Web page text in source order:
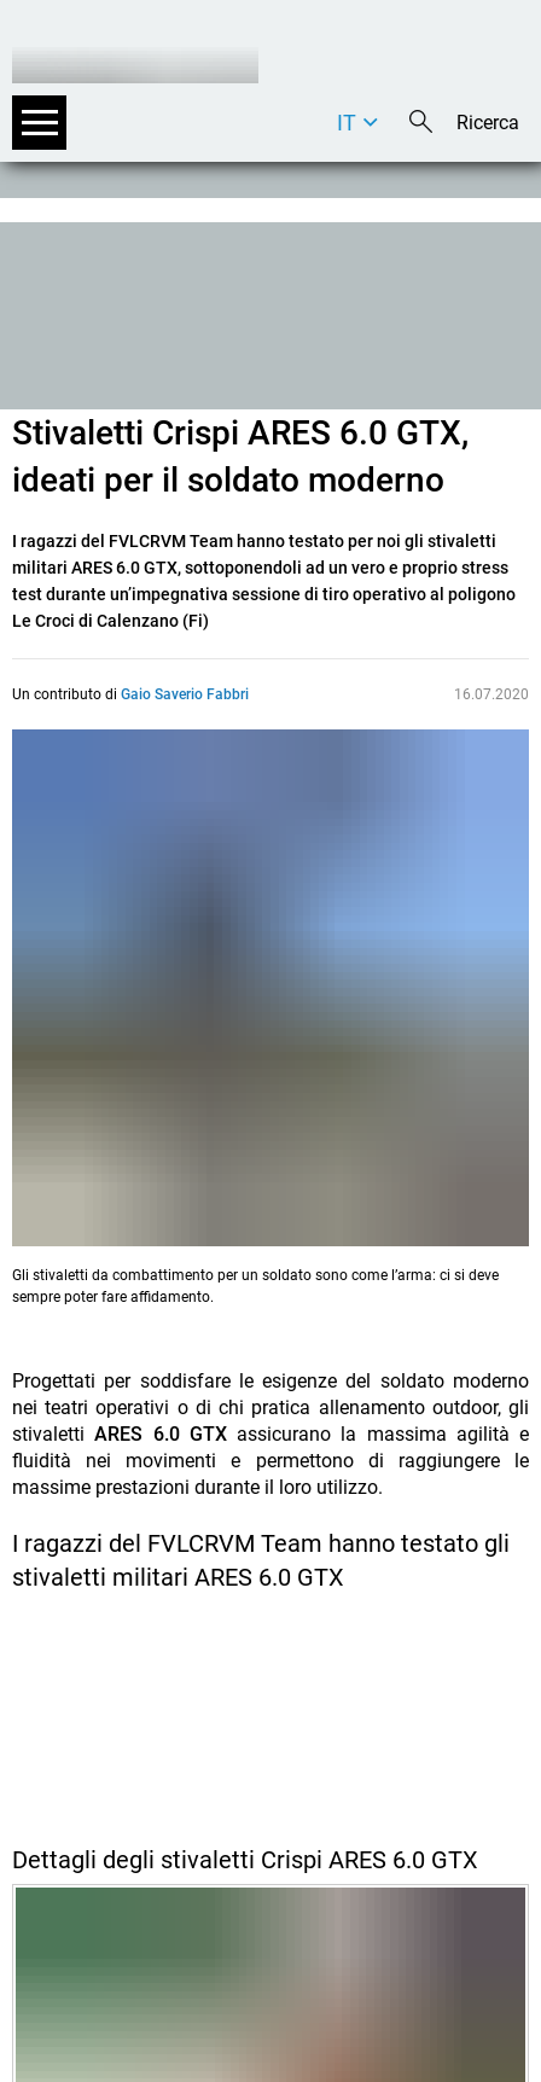
DE
IT
Stivaletti Crispi ARES 6.0 GTX,
ideati per il soldato moderno
I ragazzi del FVLCRVM Team hanno testato per noi gli stivaletti
militari ARES 6.0 GTX, sottoponendoli ad un vero e proprio stress
test durante un’impegnativa sessione di tiro operativo al poligono
Le Croci di Calenzano (Fi)
Un contributo di Gaio Saverio Fabbri 16.07.2020
Gli stivaletti da combattimento per un soldato sono come l’arma: ci si deve
sempre poter fare affidamento.
Progettati per soddisfare le esigenze del soldato moderno
nei teatri operativi o di chi pratica allenamento outdoor, gli
stivalettiARES 6.0 GTX assicurano la massima agilità e
fluidità nei movimenti e permettono di raggiungere le
massime prestazioni durante il loro utilizzo.
I ragazzi del FVLCRVM Team hanno testato gli
stivaletti militari ARES 6.0 GTX
Dettagli degli stivaletti Crispi ARES 6.0 GTX